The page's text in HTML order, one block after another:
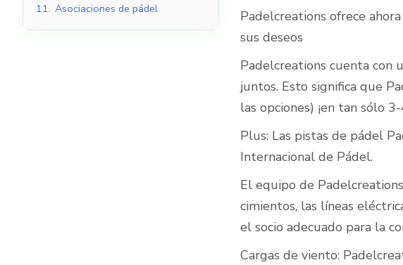
11. Asociaciones de pádel
Padelcreations ofrece
sus deseos
Padelcreations cuenta con
juntos. Esto significa que
las opciones) ¡en tan sólo
Plus: Las pistas de pádel
Internacional de Pádel.
El equipo de
cimientos, las líneas
el socio adecuado para la
Cargas de viento: